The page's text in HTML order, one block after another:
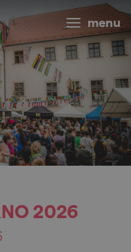
menu
2026